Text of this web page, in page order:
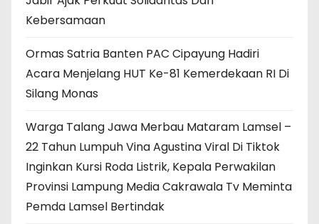
Kebersamaan
Ormas Satria Banten PAC Cipayung Hadiri
Acara Menjelang HUT Ke-81 Kemerdekaan RI Di
Silang Monas
Warga Talang Jawa Merbau Mataram Lamsel –
22 Tahun Lumpuh Vina Agustina Viral Di Tiktok
Inginkan Kursi Roda Listrik, Kepala Perwakilan
Provinsi Lampung Media Cakrawala Tv Meminta
Pemda Lamsel Bertindak